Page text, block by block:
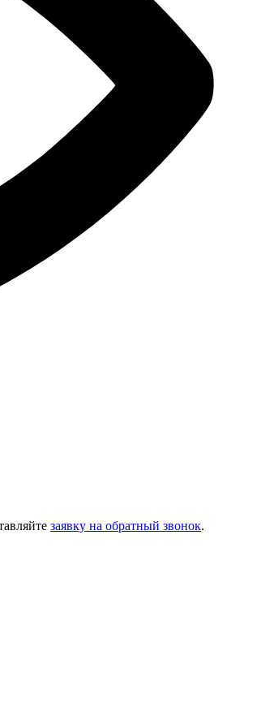
заявку на обратный звонок.